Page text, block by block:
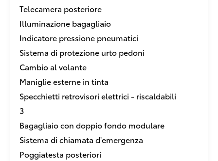
Telecamera posteriore
Illuminazione bagagliaio
Indicatore pressione pneumatici
Sistema di protezione urto pedoni
Cambio al volante
Maniglie esterne in tinta
Specchietti retrovisori elettrici - riscaldabili
3
Bagagliaio con doppio fondo modulare
Sistema di chiamata d'emergenza
Poggiatesta posteriori